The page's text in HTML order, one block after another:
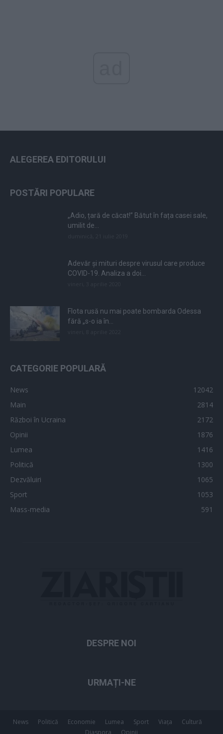
ALEGEREA EDITORULUI
POSTĂRI POPULARE
„Adio, țară de căcat!” Bătut în fața casei sale,
umilit de...
Adevăr și mituri despre virusul care produce
COVID-19. Analiza a doi...
Flota rusă nu mai poate bombarda Odessa
fără „s-o ia în...
CATEGORIE POPULARĂ
News
12042
Main
2814
Război în Ucraina
2172
Opinii
1876
Lumea
1416
Politică
1300
Dezvăluiri
1065
Sport
1053
Mass-media
591
DESPRE NOI
URMAȚI-NE
News Politică Economie Lumea Sport Viața
Cultură
Diaspora
Opinii